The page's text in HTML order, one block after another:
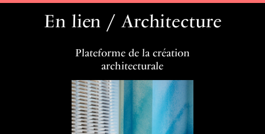
En lien / Architecture
Plateforme de la création
architecturale